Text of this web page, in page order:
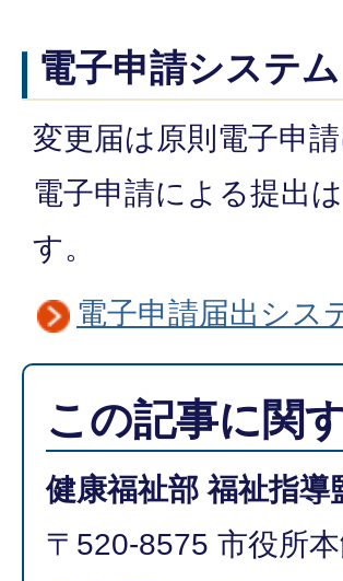
電子申請システム
変更届は原則電子申
電子申請による提出
す。
電子申請届出シス
この記事に関
健康福祉部 福祉指導
〒520-8575 市役所